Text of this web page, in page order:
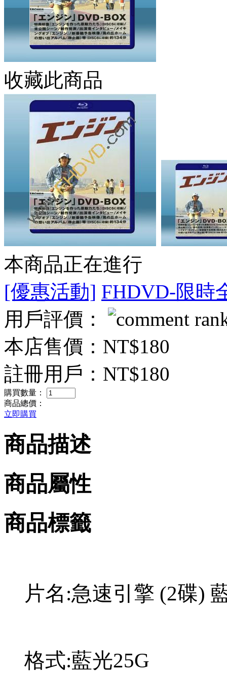
收藏此商品
本商品正在進行
[優惠活動] FHDVD-限時
用戶評價：
本店售價： NT$180
註冊用戶： NT$180
購買數量：
商品總價：
立即購買
商品描述
商品屬性
商品標籤
片名:急速引擎 (2碟)
格式:藍光25G